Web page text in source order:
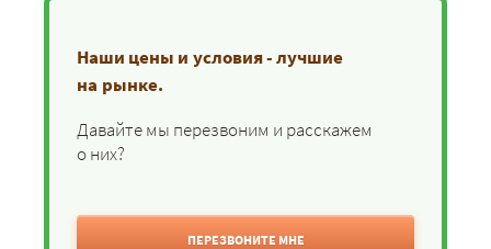
Наши цены и условия - лучшие
на рынке.
Давайте мы перезвоним и расскажем
о них?
ПЕРЕЗВОНИТЕ МНЕ